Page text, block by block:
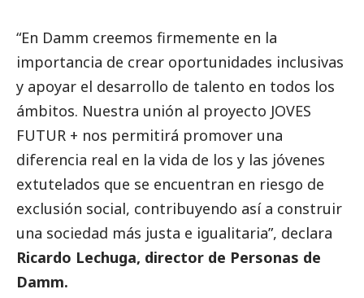
“En Damm creemos firmemente en la
importancia de crear oportunidades inclusivas
y apoyar el desarrollo de talento en todos los
ámbitos. Nuestra unión al proyecto JOVES
FUTUR + nos permitirá promover una
diferencia real en la vida de los y las jóvenes
extutelados que se encuentran en riesgo de
exclusión social, contribuyendo así a construir
una sociedad más justa e igualitaria”, declara
Ricardo Lechuga, director de Personas de
Damm.